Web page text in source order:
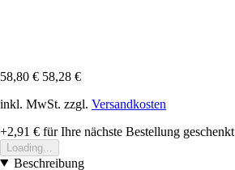
58,80 € 58,28 €
inkl. MwSt. zzgl. Versandkosten
+2,91 € für Ihre nächste Bestellung geschenkt
Loading...
Beschreibung